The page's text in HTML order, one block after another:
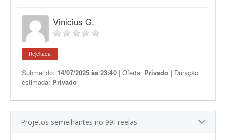
Vinicius G.
Rejeitada
Submetido: 14/07/2025 às 23:40 | Oferta: Privado | Duração
estimada: Privado
Projetos semelhantes no 99Freelas